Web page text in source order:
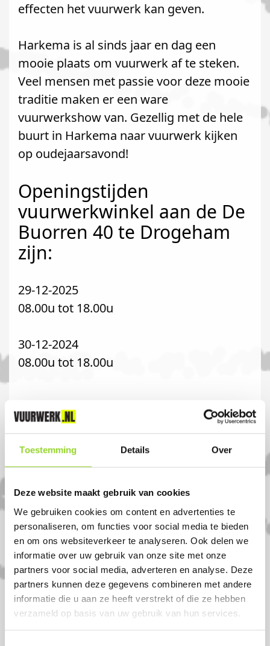
Toestemming Details Over
Deze website maakt gebruik van cookies
We gebruiken cookies om content en advertenties te
personaliseren, om functies voor social media te bieden
en om ons websiteverkeer te analyseren. Ook delen we
informatie over uw gebruik van onze site met onze
partners voor social media, adverteren en analyse. Deze
partners kunnen deze gegevens combineren met andere
informatie die u aan ze heeft verstrekt of die ze hebben
verzameld op basis van uw gebruik van hun services.
effecten het vuurwerk kan geven.
Harkema is al sinds jaar en dag een
mooie plaats om vuurwerk af te steken.
Veel mensen met passie voor deze mooie
traditie maken er een ware
vuurwerkshow van. Gezellig met de hele
buurt in Harkema naar vuurwerk kijken
op oudejaarsavond!
Openingstijden
vuurwerkwinkel aan de De
Buorren 40 te Drogeham
zijn:
29-12-2025
08.00u tot 18.00u
30-12-2024
08.00u tot 18.00u
31-12-2024
08.00u tot 17.00u
Komt u uit Harkema?
Koop uw vuurwerk dan bij Sterrenpracht
Vuurwerk Drogeham in Drogeham. U
bent van harte welkom! U bent uiteraard
ook welkom als u uit Harkema,
Buitenpost of Twijzel komt.